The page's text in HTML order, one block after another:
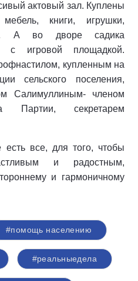
актовый зал. Куплены
книги, игрушки,
А во дворе садика
с игровой площадкой.
купленным на
сельского поселения,
Салимуллиным- членом
Партии, секретарем
все, для того, чтобы
и радостным,
и гармоничному
#помощь населению
#реальныедела